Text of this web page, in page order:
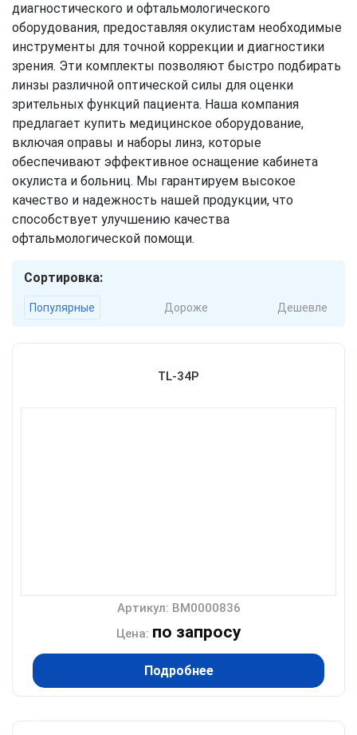
диагностического и офтальмологического
оборудования, предоставляя окулистам необходимые
инструменты для точной коррекции и диагностики
зрения. Эти комплекты позволяют быстро подбирать
линзы различной оптической силы для оценки
зрительных функций пациента. Наша компания
предлагает купить медицинское оборудование,
включая оправы и наборы линз, которые
обеспечивают эффективное оснащение кабинета
окулиста и больниц. Мы гарантируем высокое
качество и надежность нашей продукции, что
способствует улучшению качества
офтальмологической помощи.
Сортировка:
Популярные Дороже Дешевле
TL-34P
Артикул: BM0000836
Цена: по запросу
Подробнее